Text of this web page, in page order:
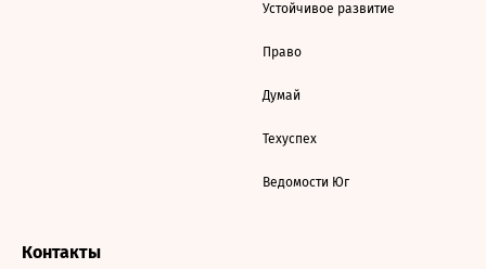
Устойчивое развитие
Право
Думай
Техуспех
Ведомости Юг
Контакты